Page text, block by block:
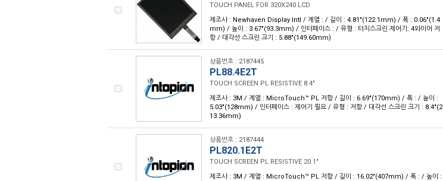
TOUCH PANEL FOR 320X240 LCD
제조사 : Newhaven Display Intl / 계열 : / 길이 : 4.81"(122.1mm) / 폭 : 0.06"(1.4
mm) / 높이 : 3.67"(93.3mm) / 인터페이스 : / 유형 : 터치스크린 제어기: 4와이어 저
항 / 대각선 스크린 크기 : 5.88"(149.60mm)
상품번호 : 2187445
PL88.4E2T
TOUCH SCREEN PL RESISTIVE 8.4"
제조사 : 3M / 계열 : MicroTouch™ PL 저항 / 길이 : 6.69"(170mm) / 폭 : / 높이 :
5.03"(128mm) / 인터페이스 : 제어기 필요 / 유형 : 저항 / 대각선 스크린 크기 : 8.4"(2
13.36mm)
상품번호 : 2187444
PL820.1E2T
TOUCH SCREEN PL RESISTIVE 20.1"
제조사 : 3M / 계열 : MicroTouch™ PL 저항 / 길이 : 16.02"(407mm) / 폭 : / 높이 :